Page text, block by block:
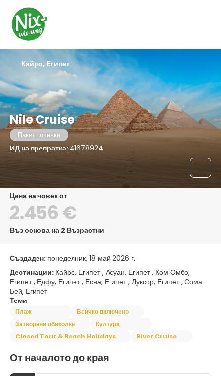
Nile Cruise
Пакет почивки
ИД на препратка: 41678924
Кайро, Египет
цена на човек от
2.456 €
Въз основа на 2 Възрастни
Създаден: понеделник, 18 май 2026 г.
Дестинации: Кайро, Египет , Асуан, Египет , Ком Омбо,
Египет , Едфу, Египет , Есна, Египет , Луксор, Египет , Сома
Бей, Египет
Теми
Плаж
Всичко включено
Затворени обиколки
Култура
Closed Tour & Beach Holidays
River Cruise
От началото до края